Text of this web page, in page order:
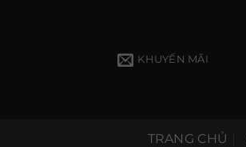
KHUYẾN MÃI
TRANG CHỦ